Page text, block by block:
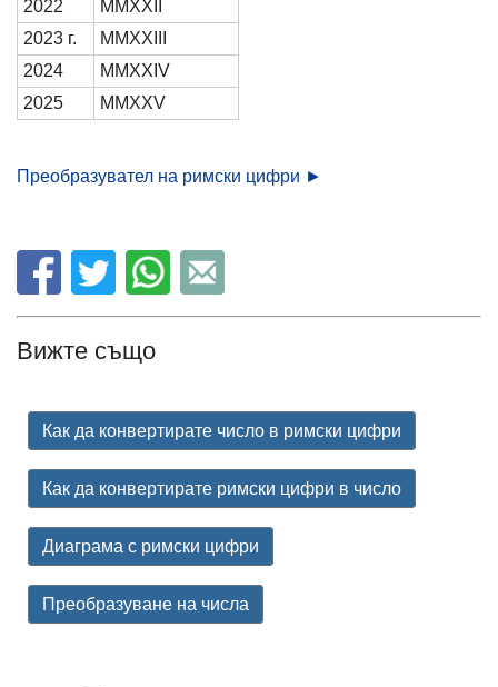
2022
MMXXII
2023 г.
MMXXIII
2024
MMXXIV
2025
MMXXV
Преобразувател на римски цифри ►
Вижте също
Как да конвертирате число в римски цифри
Как да конвертирате римски цифри в число
Диаграма с римски цифри
Преобразуване на числа